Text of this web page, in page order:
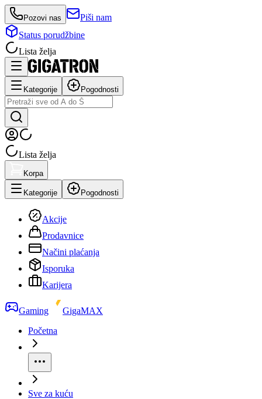
Pozovi nas
Piši nam
Status porudžbine
Lista želja
Kategorije Pogodnosti
Lista želja
Korpa
Kategorije Pogodnosti
Akcije
Prodavnice
Načini plaćanja
Isporuka
Karijera
Gaming
GigaMAX
Početna
Sve za kuću